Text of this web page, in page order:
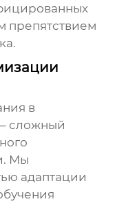
препятствием
в
сложный
Мы
адаптации